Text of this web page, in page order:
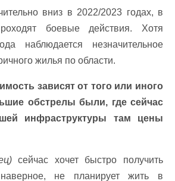
вниз в 2022/2023 годах, в
боевые действия. Хотя
наблюдается незначительное
жилья по области.
зависят от того или иного
обстрелы были, где сейчас
инфраструктуры там цены
сейчас хочет быстро получить
не планирует жить в